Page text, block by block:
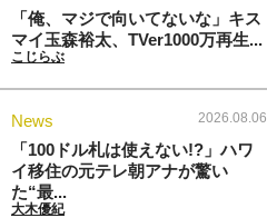
「俺、マジで向いてないな」キス
マイ玉森裕太、TVer1000万再生...
こじらぶ
News 2026.08.06
「100ドル札は使えない!?」ハワ
イ移住の元テレ朝アナが驚い
た“最...
大木優紀